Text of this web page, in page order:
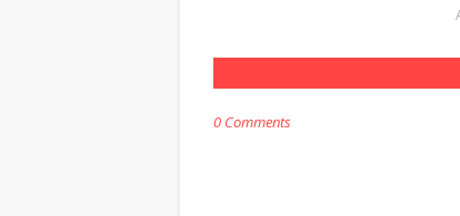
0 Comments